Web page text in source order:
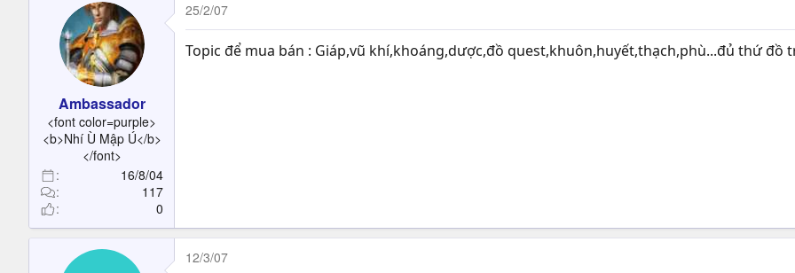
e
Ambassador
<font color=purple>
<b>Nhí Ù Mập Ú</b>
</font>
16/8/04
117
0
25/2/07
Topic để mua bán : Giáp,vũ khí,khoáng,dược,đồ quest,khuôn,huyết,thạch,phù...đủ thứ đồ
12/3/07